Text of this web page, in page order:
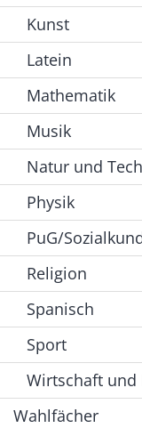
Kunst
Latein
Mathematik
Musik
Natur und
Physik
PuG/
Religion
Spanisch
Sport
Wirtschaft
Wahlfächer